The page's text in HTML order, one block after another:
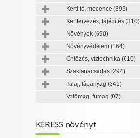
Kerti tó, medence (393)
Kerttervezés, tájépítés (310)
Növények (690)
Növényvédelem (164)
Öntözés, víztechnika (610)
Szaktanácsadás (294)
Talaj, tápanyag (341)
Vetőmag, fűmag (97)
KERESS növényt